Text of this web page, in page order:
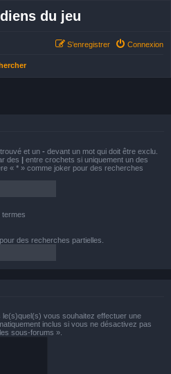
du jeu
Connexion
S’enregistrer
et un - devant un mot qui doit être exclu.
des | entre crochets si uniquement un des
« * » comme joker pour des recherches
termes
des recherches partielles.
vous souhaitez effectuer une
inclus si vous ne désactivez pas
sous-forums ».